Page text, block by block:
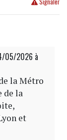
05/2026 à
la Métro
de la
et